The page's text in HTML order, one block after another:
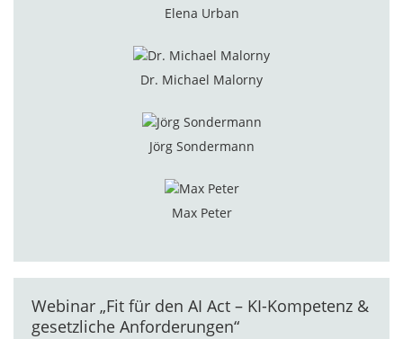
Elena Urban
Dr. Michael Malorny
Jörg Sondermann
Max Peter
Webinar „Fit für den AI Act – KI-Kompetenz &
gesetzliche Anforderungen“